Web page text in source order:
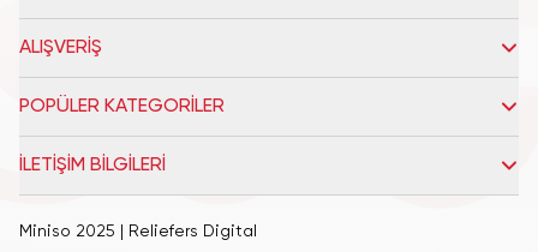
ALIŞVERİŞ
POPÜLER KATEGORİLER
İLETİŞİM BİLGİLERİ
Miniso 2025 | Reliefers Digital